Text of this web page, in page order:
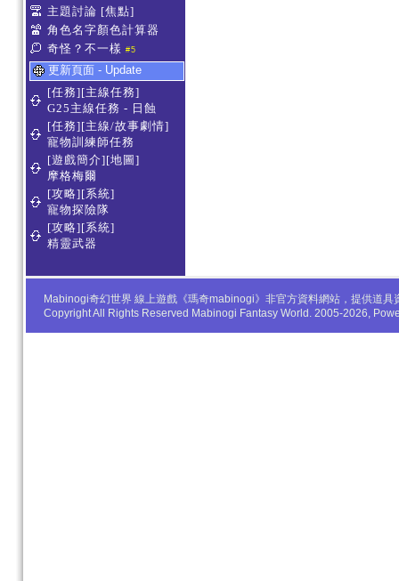
主題討論 [焦點]
角色名字顏色計算器
奇怪？不一樣 #5
更新頁面 - Update
[任務][主線任務]
G25主線任務 - 日蝕
[任務][主線/故事劇情]
寵物訓練師任務
[遊戲簡介][地圖]
摩格梅爾
[攻略][系統]
寵物探險隊
[攻略][系統]
精靈武器
Mabinogi奇幻世界 線上遊戲《瑪奇mabinogi》非官方資料網站，提供道
Copyright All Rights Reserved Mabinogi Fantasy World. 2005-2026,